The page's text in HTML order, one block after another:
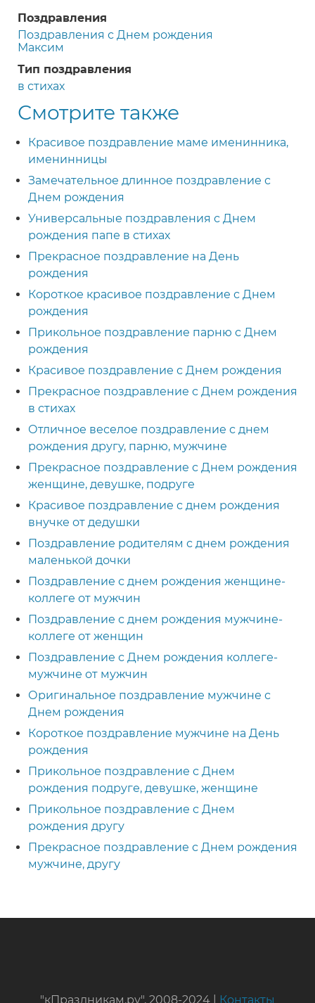
Поздравления
Поздравления с Днем рождения
Максим
Тип поздравления
в стихах
Смотрите также
Красивое поздравление маме именинника,
именинницы
Замечательное длинное поздравление с
Днем рождения
Универсальные поздравления с Днем
рождения папе в стихах
Прекрасное поздравление на День
рождения
Короткое красивое поздравление с Днем
рождения
Прикольное поздравление парню с Днем
рождения
Красивое поздравление с Днем рождения
Прекрасное поздравление с Днем рождения
в стихах
Отличное веселое поздравление с днем
рождения другу, парню, мужчине
Прекрасное поздравление с Днем рождения
женщине, девушке, подруге
Красивое поздравление с днем рождения
внучке от дедушки
Поздравление родителям с днем рождения
маленькой дочки
Поздравление с днем рождения женщине-
коллеге от мужчин
Поздравление с днем рождения мужчине-
коллеге от женщин
Поздравление с Днем рождения коллеге-
мужчине от мужчин
Оригинальное поздравление мужчине с
Днем рождения
Короткое поздравление мужчине на День
рождения
Прикольное поздравление с Днем
рождения подруге, девушке, женщине
Прикольное поздравление с Днем
рождения другу
Прекрасное поздравление с Днем рождения
мужчине, другу
"кПраздникам.ру", 2008-2024 | Контакты